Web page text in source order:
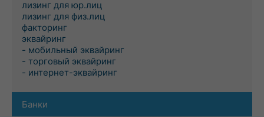
лизинг для юр.лиц
лизинг для физ.лиц
факторинг
эквайринг
- мобильный эквайринг
- торговый эквайринг
- интернет-эквайринг
Банки